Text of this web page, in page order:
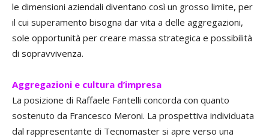
le dimensioni aziendali diventano così un grosso limite, per
il cui superamento bisogna dar vita a delle aggregazioni,
sole opportunità per creare massa strategica e possibilità
di sopravvivenza.
Aggregazioni e cultura d’impresa
La posizione di Raffaele Fantelli concorda con quanto
sostenuto da Francesco Meroni. La prospettiva individuata
dal rappresentante di Tecnomaster si apre verso una